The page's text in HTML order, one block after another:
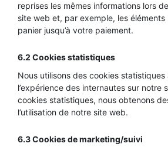
reprises les mêmes informations lors
site web et, par exemple, les
panier jusqu’à votre paiement.
6.2 Cookies statistiques
Nous utilisons des cookies statistiques
l’expérience des internautes sur notre
cookies statistiques, nous obtenons
l’utilisation de notre site web.
6.3 Cookies de marketing/suivi